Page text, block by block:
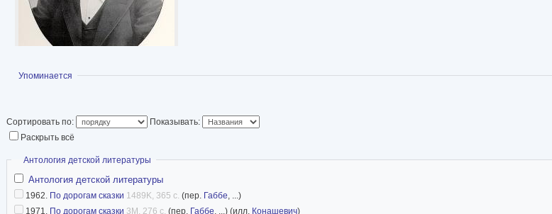
Показать
Упоминается
Сортировать по:
Показывать:
Раскрыть всё
Скрыть
Антология детской литературы
Антология детской литературы
1962. По дорогам сказки 1489K, 365 с. (пер. Габбе, ...)
1971. По дорогам сказки 3M, 276 с. (пер. Габбе, ...) (илл. Конашевич)